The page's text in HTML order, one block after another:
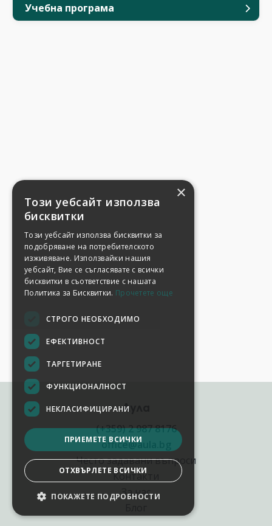
Учебна програма
Аула
(+359) 2 987 8176
office@aula.bg
Често задавани въпроси
Контакти
За нас
×
Този уебсайт използва
бисквитки
Този уебсайт използва бисквитки за
подобряване на потребителското
изживяване. Използвайки нашия
уебсайт, Вие се съгласявате с всички
бисквитки в съответствие с нашата
Политика за Бисквитки. Прочетете още
СТРОГО НЕОБХОДИМО
ЕФЕКТИВНОСТ
ТАРГЕТИРАНЕ
ФУНКЦИОНАЛНОСТ
НЕКЛАСИФИЦИРАНИ
ПРИЕМЕТЕ ВСИЧКИ
ОТХВЪРЛЕТЕ ВСИЧКИ
ПОКАЖЕТЕ ПОДРОБНОСТИ